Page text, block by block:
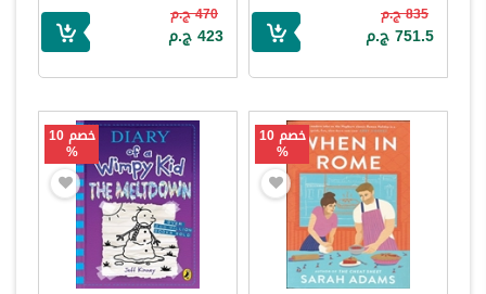
835 ج.م
751.5 ج.م
470 ج.م
423 ج.م
خصم 10
%
خصم 10
%